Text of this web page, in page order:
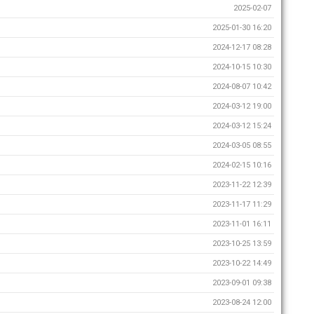
2025-02-07
2025-01-30 16:20
2024-12-17 08:28
2024-10-15 10:30
2024-08-07 10:42
2024-03-12 19:00
2024-03-12 15:24
2024-03-05 08:55
2024-02-15 10:16
2023-11-22 12:39
2023-11-17 11:29
2023-11-01 16:11
2023-10-25 13:59
2023-10-22 14:49
2023-09-01 09:38
2023-08-24 12:00